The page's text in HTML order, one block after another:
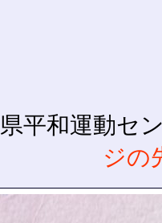
平和運動セ
ジの